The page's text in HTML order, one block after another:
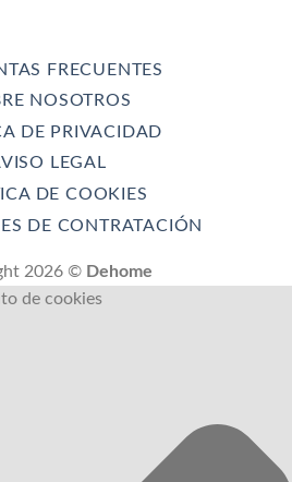
FRECUENTES
NOSOTROS
DE PRIVACIDAD
LEGAL
DE COOKIES
DE CONTRATACIÓN
2026 © Dehome
de cookies